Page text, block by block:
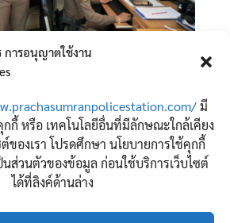
การอนุญาตใช้งาน
มี
กกี้ หรือ เทคโนโลยีอื่นที่มีลักษณะใกล้เคียง
ของเรา โปรดศึกษา นโยบายการใช้คุกกี้
ส่วนตัวของข้อมูล ก่อนใช้บริการเว็บไซต์
ได้ที่ลิงค์ด้านล่าง